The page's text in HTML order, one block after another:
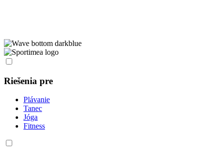
Riešenia pre
Plávanie
Tanec
Jóga
Fitness